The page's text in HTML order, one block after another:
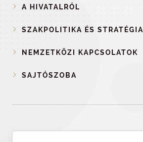
A HIVATALRÓL
SZAKPOLITIKA ÉS STRATÉGIA
NEMZETKÖZI KAPCSOLATOK
SAJTÓSZOBA